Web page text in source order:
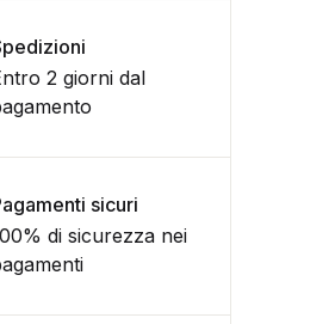
2 giorni dal
sicuri
di sicurezza nei